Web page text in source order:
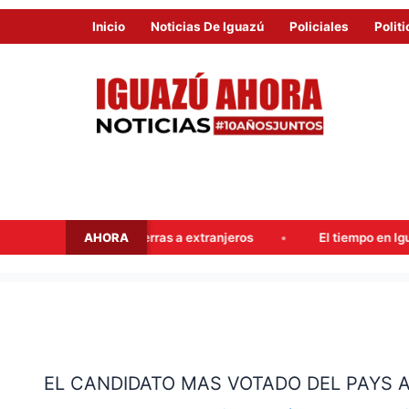
Inicio Noticias De Iguazú Policiales
AHORA
y tierras a extranjeros El tiempo en Iguazú este fin de
EL CANDIDATO MAS VOTADO DEL PAYS
MAS